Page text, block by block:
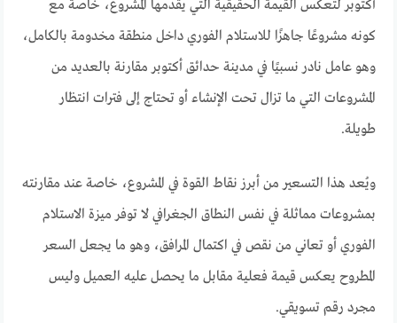
أكتوبر لتعكس القيمة الحقيقية التي يقدمها المشروع، خاصة مع
كونه مشروعًا جاهزًا للاستلام الفوري داخل منطقة مخدومة بالكامل،
وهو عامل نادر نسبيًا في مدينة حدائق أكتوبر مقارنة بالعديد من
المشروعات التي ما تزال تحت الإنشاء أو تحتاج إلى فترات انتظار
طويلة.
ويُعد هذا التسعير من أبرز نقاط القوة في المشروع، خاصة عند مقارنته
بمشروعات مماثلة في نفس النطاق الجغرافي لا توفر ميزة الاستلام
الفوري أو تعاني من نقص في اكتمال المرافق، وهو ما يجعل السعر
المطروح يعكس قيمة فعلية مقابل ما يحصل عليه العميل وليس
مجرد رقم تسويقي.